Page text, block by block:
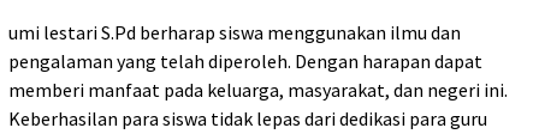
umi lestari S.Pd berharap siswa menggunakan ilmu dan
pengalaman yang telah diperoleh. Dengan harapan dapat
memberi manfaat pada keluarga, masyarakat, dan negeri ini.
Keberhasilan para siswa tidak lepas dari dedikasi para guru